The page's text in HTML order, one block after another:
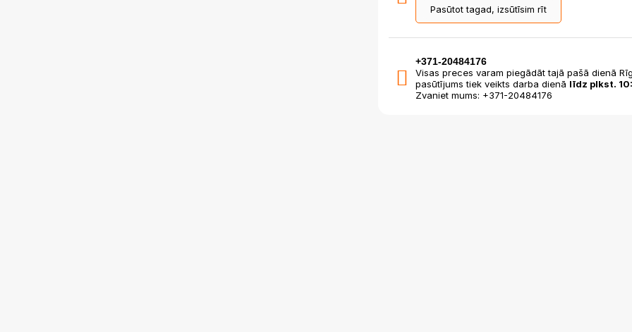
Pasūtot tagad, izsūtīsim rīt
+371-20484176
Visas preces varam piegādāt tajā pašā dienā
pasūtījums tiek veikts darba dienā līdz plkst.
Zvaniet mums: +371-20484176